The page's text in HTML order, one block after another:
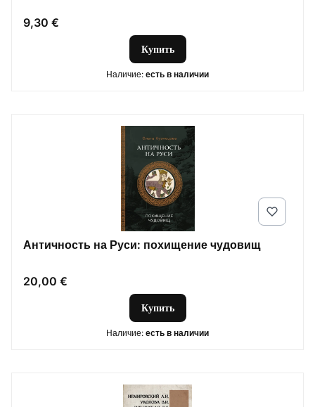
Цена
9,30 €
Купить
Наличие: есть в наличии
Античность на Руси: похищение чудовищ
Цена
20,00 €
Купить
Наличие: есть в наличии